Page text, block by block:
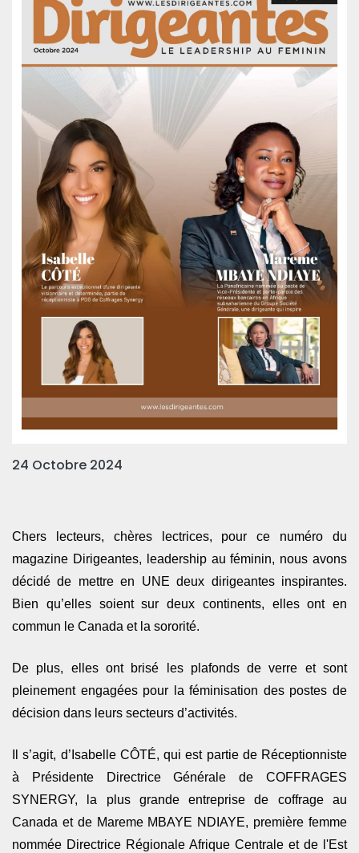
24 Octobre 2024
Chers lecteurs, chères lectrices, pour ce numéro du
magazine Dirigeantes, leadership au féminin, nous avons
décidé de mettre en UNE deux dirigeantes inspirantes.
Bien qu’elles soient sur deux continents, elles ont en
commun le Canada et la sororité.
De plus, elles ont brisé les plafonds de verre et sont
pleinement engagées pour la féminisation des postes de
décision dans leurs secteurs d’activités.
Il s’agit, d’Isabelle CÔTÉ, qui est partie de Réceptionniste
à Présidente Directrice Générale de COFFRAGES
SYNERGY, la plus grande entreprise de coffrage au
Canada et de Mareme MBAYE NDIAYE, première femme
nommée Directrice Régionale Afrique Centrale et de l'Est